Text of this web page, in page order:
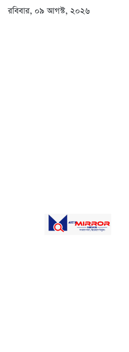
রবিবার, ০৯ আগস্ট, ২০২৬